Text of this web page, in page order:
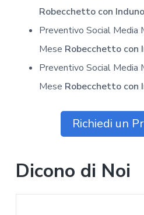
Robecchetto con Induno
Preventivo Social
Mese Robecchetto con
Preventivo Social
Mese Robecchetto con
Richiedi un
Dicono di Noi